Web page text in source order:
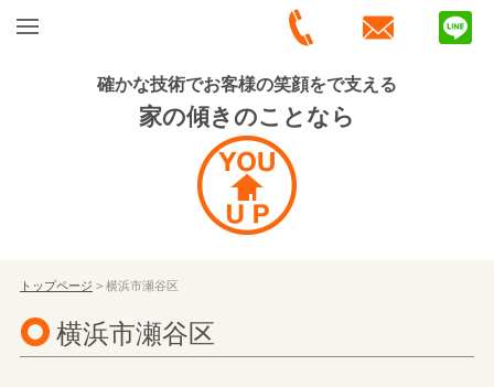
確かな技術でお客様の笑顔をで支える
家の傾きのことなら
トップページ > 横浜市瀬谷区
横浜市瀬谷区